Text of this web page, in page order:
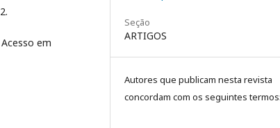
em
Seção
ARTIGOS
Autores que publicam nesta revista
concordam com os seguintes termos: